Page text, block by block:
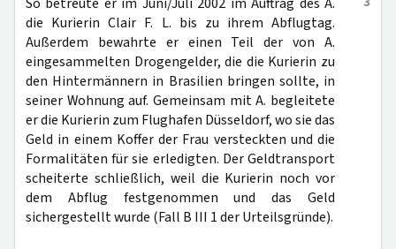
die Kurierin Clair F. L. bis zu ihrem Abflugtag.
Außerdem bewahrte er einen Teil der von A.
eingesammelten Drogengelder, die die Kurierin zu
den Hintermännern in Brasilien bringen sollte, in
seiner Wohnung auf. Gemeinsam mit A. begleitete
er die Kurierin zum Flughafen Düsseldorf, wo sie das
Geld in einem Koffer der Frau versteckten und die
Formalitäten für sie erledigten. Der Geldtransport
scheiterte schließlich, weil die Kurierin noch vor
dem Abflug festgenommen und das Geld
sichergestellt wurde (Fall B III 1 der Urteilsgründe).